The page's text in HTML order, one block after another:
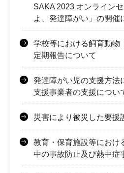
SAKA 2023 オンライン
よ、発達障がい」の開催
学校等における飼育動物
定期報告について
発達障がい児の支援方法
支援事業者の支援につい
災害により被災した要援
教育・保育施設等におけ
中の事故防止及び熱中症